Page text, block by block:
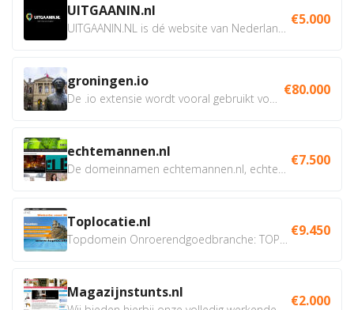
UITGAANIN.nl €5.000
groningen.io €80.000
echtemannen.nl €7.500
Toplocatie.nl €9.450
Magazijnstunts.nl €2.000